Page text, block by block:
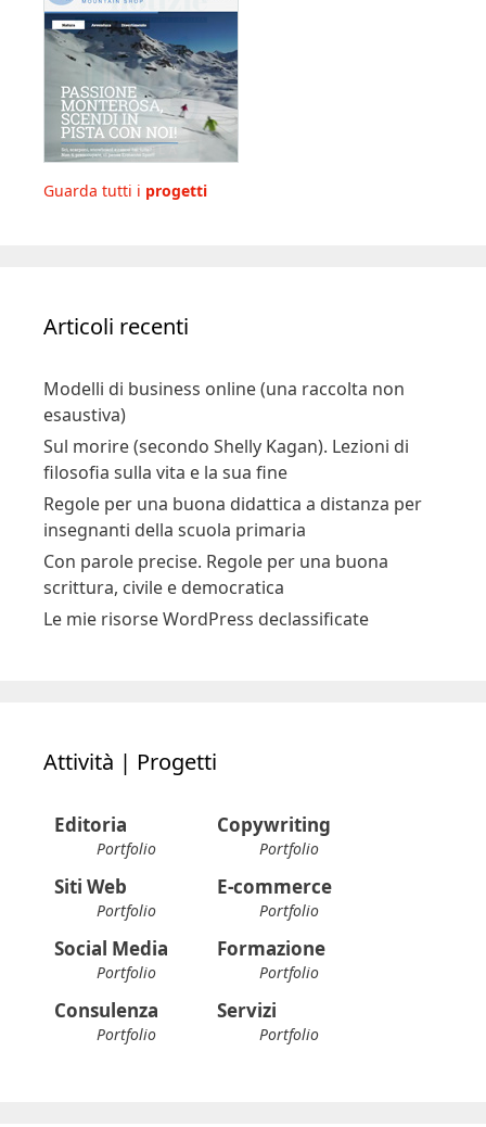
Guarda tutti i progetti
Articoli recenti
Modelli di business online (una raccolta non
esaustiva)
Sul morire (secondo Shelly Kagan). Lezioni di
filosofia sulla vita e la sua fine
Regole per una buona didattica a distanza per
insegnanti della scuola primaria
Con parole precise. Regole per una buona
scrittura, civile e democratica
Le mie risorse WordPress declassificate
Attività | Progetti
Editoria
Portfolio
Copywriting
Portfolio
Siti Web
Portfolio
E-commerce
Portfolio
Social Media
Portfolio
Formazione
Portfolio
Consulenza
Portfolio
Servizi
Portfolio